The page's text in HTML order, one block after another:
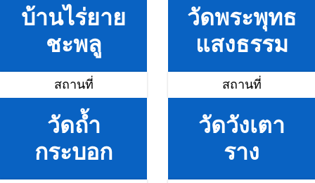
บ้านไร่ยาย
ชะพลู
วัดพระพุทธ
แสงธรรม
สถานที่
วัดถ้ำ
กระบอก
สถานที่
วัดวังเตา
ราง